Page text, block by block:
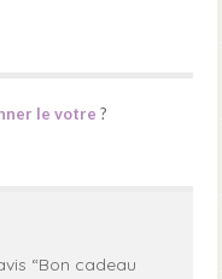
le votre ?
“Bon cadeau